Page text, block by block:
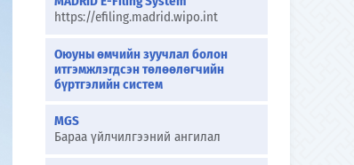
https://efiling.madrid.wipo.int
Оюуны өмчийн зуучлал болон
итгэмжлэгдсэн төлөөлөгчийн
бүртгэлийн систем
MGS
Бараа үйлчилгээний ангилал